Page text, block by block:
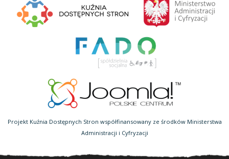
Projekt Kuźnia Dostępnych Stron współfinansowany ze środków Ministerstwa
Administracji i Cyfryzacji